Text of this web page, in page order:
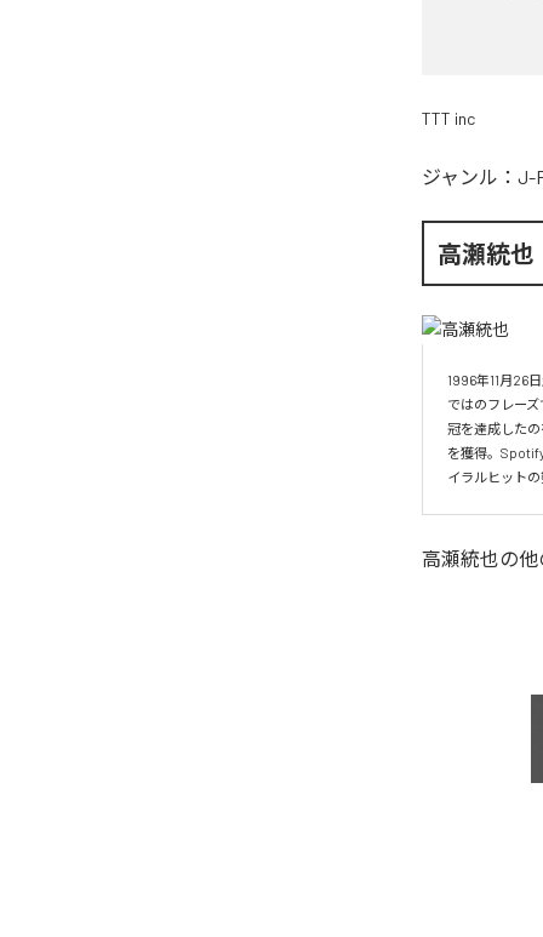
TTT inc
ジャンル： J-
高瀬統也
1996年11月26
ではのフレー
冠を達成した
を獲得。
イラルヒット
高瀬統也の他